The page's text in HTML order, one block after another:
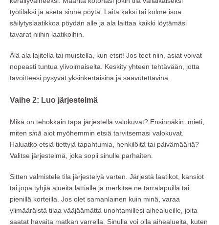
työtilaksi ja aseta sinne pöytä. Laita kaksi tai kolme isoa
säilytyslaatikkoa pöydän alle ja ala laittaa kaikki löytämäsi
tavarat niihin laatikoihin.
Älä ala lajitella tai muistella, kun etsit! Jos teet niin, asiat voivat
nopeasti tuntua ylivoimaiselta. Keskity yhteen tehtävään, jotta
tavoitteesi pysyvät yksinkertaisina ja saavutettavina.
Vaihe 2: Luo järjestelmä
Mikä on tehokkain tapa järjestellä valokuvat? Ensinnäkin, mieti,
miten sinä aiot myöhemmin etsiä tarvitsemasi valokuvat.
Haluatko etsiä tiettyjä tapahtumia, henkilöitä tai päivämääriä?
Valitse järjestelmä, joka sopii sinulle parhaiten.
Sitten valmistele tila järjestelyä varten. Järjestä laatikot, kansiot
tai jopa tyhjiä alueita lattialle ja merkitse ne tarralapuilla tai
pienillä korteilla. Jos olet samanlainen kuin minä, varaa
ylimääräistä tilaa vääjäämättä unohtamillesi aihealueille, joita
saatat havaita matkan varrella. Sinulla voi olla aihealueita, kuten